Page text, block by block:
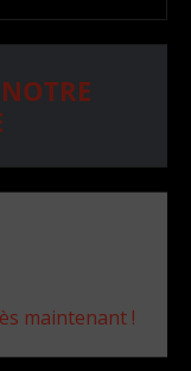
maintenant !